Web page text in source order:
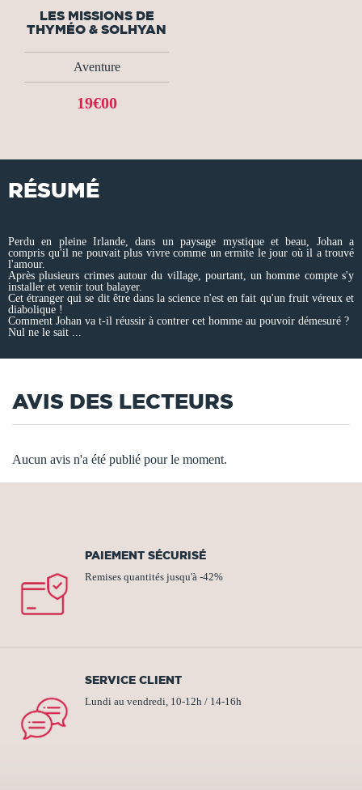
LES MISSIONS DE
THYMÉO & SOLHYAN
Aventure
19€00
RÉSUMÉ
Perdu en pleine Irlande, dans un paysage mystique et beau, Johan a
compris qu'il ne pouvait plus vivre comme un ermite le jour où il a trouvé
l'amour.
Après plusieurs crimes autour du village, pourtant, un homme compte s'y
installer et venir tout balayer.
Cet étranger qui se dit être dans la science n'est en fait qu'un fruit véreux et
diabolique !
Comment Johan va t-il réussir à contrer cet homme au pouvoir démesuré ?
Nul ne le sait ...
AVIS DES LECTEURS
Aucun avis n'a été publié pour le moment.
PAIEMENT SÉCURISÉ
Remises quantités jusqu'à -42%
SERVICE CLIENT
Lundi au vendredi, 10-12h / 14-16h